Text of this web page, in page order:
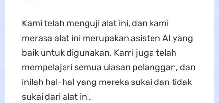
Kami telah menguji alat ini, dan kami
merasa alat ini merupakan asisten AI yang
baik untuk digunakan. Kami juga telah
mempelajari semua ulasan pelanggan, dan
inilah hal-hal yang mereka sukai dan tidak
sukai dari alat ini.